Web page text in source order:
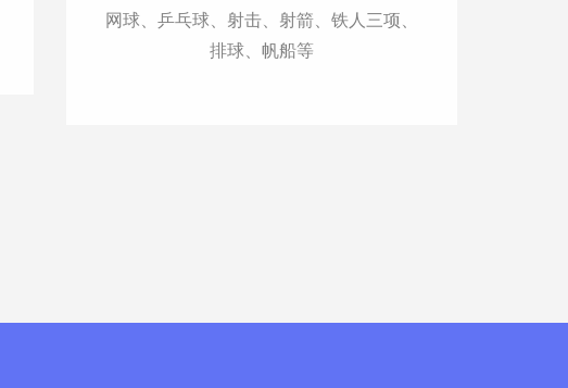
网球、乒乓球、射击、射箭、铁人三项、
排球、帆船等